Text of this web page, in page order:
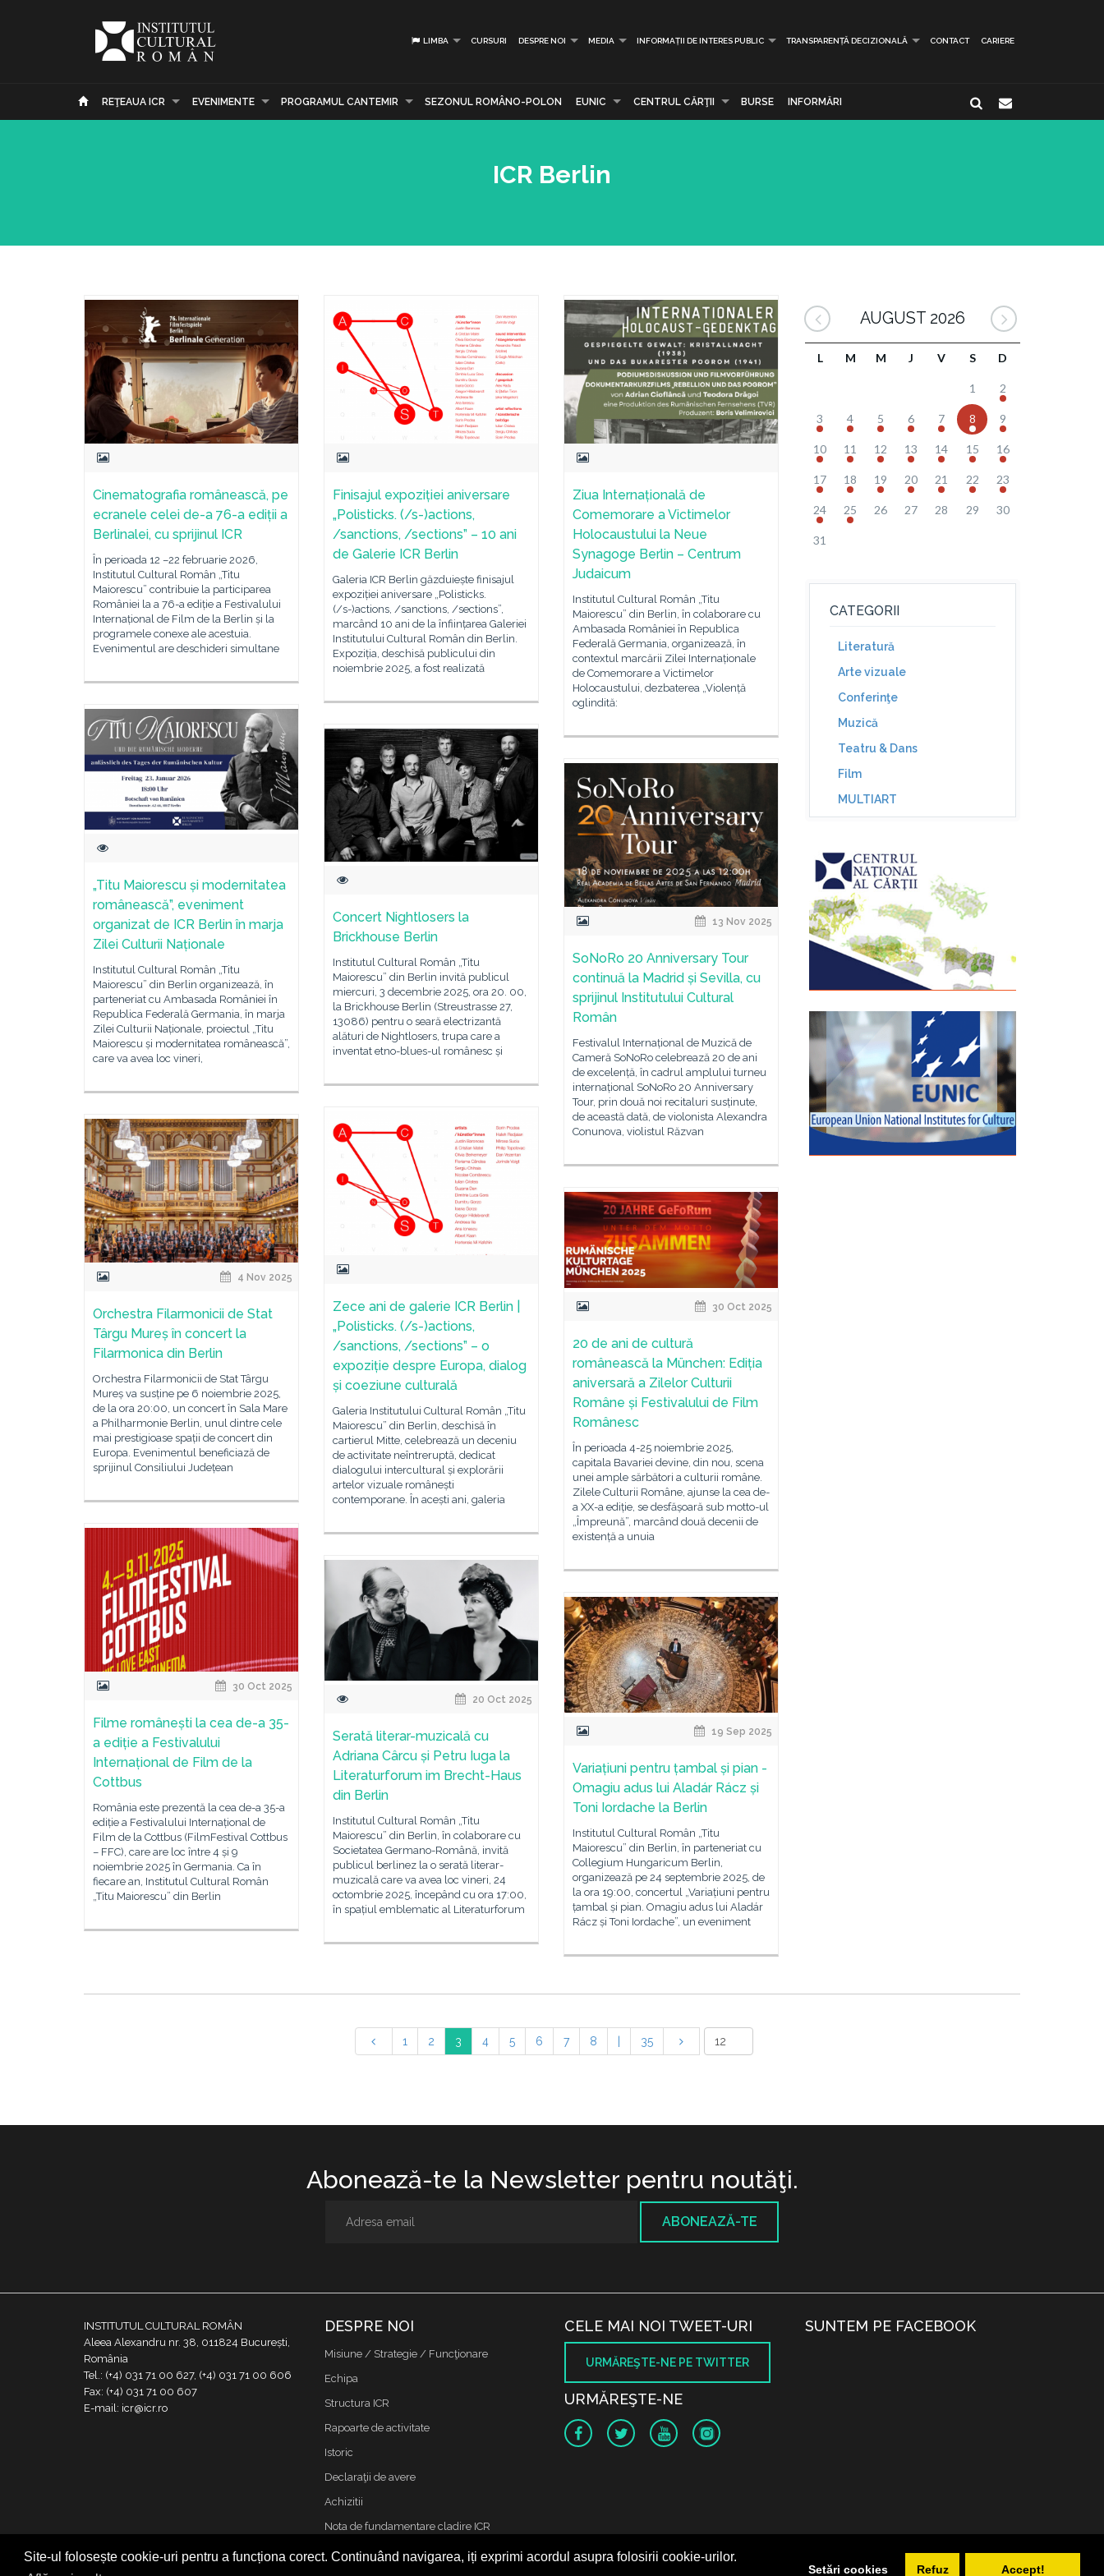
Site-ul folosește cookie-uri pentru a funcționa corect. Continuând navigarea, iți exprimi acordul asupra folosirii cookie-urilor.
Setări cookies Refuz Accept!
LIMBA CURSURI DESPRE NOI MEDIA INFORMAȚII DE INTERES PUBLIC TRANSPARENȚĂ DECIZIONALĂ CONTACT CARIERE
REŢEAUA ICR EVENIMENTE PROGRAMUL CANTEMIR SEZONUL ROMÂNO-POLON EUNIC CENTRUL CĂRŢII BURSE INFORMĂRI
ICR Berlin
Cinematografia românească, pe
ecranele celei de-a 76-a ediții a
Berlinalei, cu sprijinul ICR
În perioada 12 –22 februarie 2026,
Institutul Cultural Român „Titu
Maiorescu” contribuie la participarea
României la a 76-a ediție a Festivalului
Internațional de Film de la Berlin și la
programele conexe ale acestuia.
Evenimentul are deschideri simultane
Finisajul expoziției aniversare
„Polisticks. (/s-)actions,
/sanctions, /sections” – 10 ani
de Galerie ICR Berlin
Galeria ICR Berlin găzduiește finisajul
expoziției aniversare „Polisticks.
(/s-)actions, /sanctions, /sections”,
marcând 10 ani de la înființarea Galeriei
Institutului Cultural Român din Berlin.
Expoziția, deschisă publicului din
noiembrie 2025, a fost realizată
Ziua Internațională de
Comemorare a Victimelor
Holocaustului la Neue
Synagoge Berlin – Centrum
Judaicum
Institutul Cultural Român „Titu
Maiorescu” din Berlin, în colaborare cu
Ambasada României în Republica
Federală Germania, organizează, în
contextul marcării Zilei Internaționale
de Comemorare a Victimelor
Holocaustului, dezbaterea „Violență
oglindită:
„Titu Maiorescu și modernitatea
românească”, eveniment
organizat de ICR Berlin în marja
Zilei Culturii Naționale
Institutul Cultural Român „Titu
Maiorescu” din Berlin organizează, în
parteneriat cu Ambasada României în
Republica Federală Germania, în marja
Zilei Culturii Naționale, proiectul „Titu
Maiorescu și modernitatea românească”,
care va avea loc vineri,
Concert Nightlosers la
Brickhouse Berlin
Institutul Cultural Român „Titu
Maiorescu” din Berlin invită publicul
miercuri, 3 decembrie 2025, ora 20. 00,
la Brickhouse Berlin (Streustrasse 27,
13086) pentru o seară electrizantă
alături de Nightlosers, trupa care a
inventat etno-blues-ul românesc și
13 Nov 2025
SoNoRo 20 Anniversary Tour
continuă la Madrid și Sevilla, cu
sprijinul Institutului Cultural
Român
Festivalul Internațional de Muzică de
Cameră SoNoRo celebrează 20 de ani
de excelență, în cadrul amplului turneu
internațional SoNoRo 20 Anniversary
Tour, prin două noi recitaluri susținute,
de această dată, de violonista Alexandra
Conunova, violistul Răzvan
Zece ani de galerie ICR Berlin |
„Polisticks. (/s-)actions,
/sanctions, /sections” – o
expoziție despre Europa, dialog
și coeziune culturală
Galeria Institutului Cultural Român „Titu
Maiorescu” din Berlin, deschisă în
cartierul Mitte, celebrează un deceniu
de activitate neîntreruptă, dedicat
dialogului intercultural și explorării
artelor vizuale românești
contemporane. În acești ani, galeria
4 Nov 2025
Orchestra Filarmonicii de Stat
Târgu Mureș în concert la
Filarmonica din Berlin
Orchestra Filarmonicii de Stat Târgu
Mureș va susține pe 6 noiembrie 2025,
de la ora 20:00, un concert în Sala Mare
a Philharmonie Berlin, unul dintre cele
mai prestigioase spații de concert din
Europa. Evenimentul beneficiază de
sprijinul Consiliului Județean
30 Oct 2025
20 de ani de cultură
românească la München: Ediția
aniversară a Zilelor Culturii
Române și Festivalului de Film
Românesc
În perioada 4-25 noiembrie 2025,
capitala Bavariei devine, din nou, scena
unei ample sărbători a culturii române.
Zilele Culturii Române, ajunse la cea de-
a XX-a ediție, se desfășoară sub motto-ul
„Împreună”, marcând două decenii de
existență a unuia
30 Oct 2025
Filme românești la cea de-a 35-
a ediție a Festivalului
Internațional de Film de la
Cottbus
România este prezentă la cea de-a 35-a
ediție a Festivalului Internațional de
Film de la Cottbus (FilmFestival Cottbus
– FFC), care are loc între 4 și 9
noiembrie 2025 în Germania. Ca în
fiecare an, Institutul Cultural Român
„Titu Maiorescu” din Berlin
20 Oct 2025
Serată literar-muzicală cu
Adriana Cârcu și Petru Iuga la
Literaturforum im Brecht-Haus
din Berlin
Institutul Cultural Român „Titu
Maiorescu” din Berlin, în colaborare cu
Societatea Germano-Română, invită
publicul berlinez la o serată literar-
muzicală care va avea loc vineri, 24
octombrie 2025, începând cu ora 17:00,
în spațiul emblematic al Literaturforum
19 Sep 2025
Variațiuni pentru țambal și pian -
Omagiu adus lui Aladár Rácz și
Toni Iordache la Berlin
Institutul Cultural Român „Titu
Maiorescu” din Berlin, în parteneriat cu
Collegium Hungaricum Berlin,
organizează pe 24 septembrie 2025, de
la ora 19:00, concertul „Variațiuni pentru
țambal și pian. Omagiu adus lui Aladár
Rácz și Toni Iordache”, un eveniment
AUGUST 2026
L M M J V S D
1 2
3 4 5 6 7 8 9
10 11 12 13 14 15 16
17 18 19 20 21 22 23
24 25 26 27 28 29 30
31
CATEGORII
Literatură
Arte vizuale
Conferinţe
Muzică
Teatru & Dans
Film
MULTIART
1 2 3 4 5 6 7 8 35
Abonează-te la Newsletter pentru noutăţi.
ABONEAZĂ-TE
INSTITUTUL CULTURAL ROMÂN
Aleea Alexandru nr. 38, 011824 București,
România
Tel.: (+4) 031 71 00 627, (+4) 031 71 00 606
Fax: (+4) 031 71 00 607
E-mail: icr@icr.ro
DESPRE NOI
Misiune / Strategie / Funcţionare
Echipa
Structura ICR
Rapoarte de activitate
Istoric
Declaraţii de avere
Achizitii
Nota de fundamentare cladire ICR
Contact
CELE MAI NOI TWEET-URI
URMĂREŞTE-NE PE TWITTER
URMĂREŞTE-NE
SUNTEM PE FACEBOOK